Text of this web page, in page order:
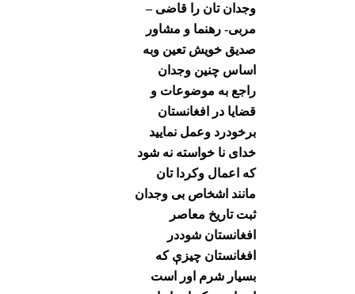
وجدان تان را قاضی –
مربی- رهنما و مشاور
صدیق خویش تعین وبه
اساس چنین وجدان
راجع به موضوعات و
قضایا در افغانستان
برخودرد وعمل نمایید
خدای نا خواسته نه شود
که اعمال وکردا تان
مانند اشخاص بی وجدان
ثبت تاریخ معاصر
افغانستان شوددر
افغانستان چیزې که
بسیار شرم اور است